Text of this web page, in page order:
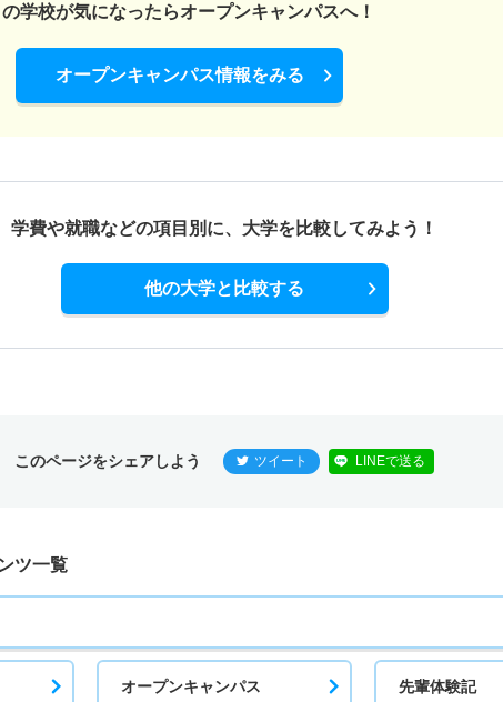
の学校が気になったらオープンキャンパスへ！
オープンキャンパス情報をみる
学費や就職などの項目別に、 大学を比較してみよう！
他の大学と比較する
このページをシェアしよう ツイート LINEで送る
ツ一覧
オープンキャンパス 先輩体験記